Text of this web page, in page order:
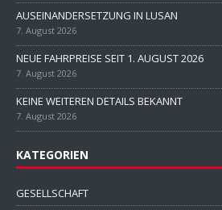
AUSEINANDERSETZUNG IN LUSAN
7. August 2026
NEUE FAHRPREISE SEIT 1. AUGUST 2026
7. August 2026
KEINE WEITEREN DETAILS BEKANNT
7. August 2026
KATEGORIEN
GESELLSCHAFT